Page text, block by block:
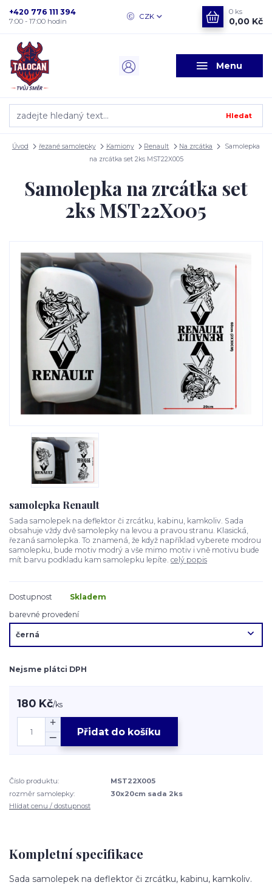
Menu
CZK
Hledat
+420 776 111 394
7:00 - 17:00 hodin
0 ks
0,00 Kč
Úvod řezané samolepky Kamiony Renault Na zrcátka
Samolepka
na zrcátka set 2ks MST22X005
Samolepka na zrcátka set
2ks MST22X005
samolepka Renault
Sada samolepek na deflektor či zrcátku, kabinu, kamkoliv. Sada
obsahuje vždy dvě samolepky na levou a pravou stranu. Klasická,
řezaná samolepka. To znamená, že když například vyberete modrou
samolepku, bude motiv modrý a vše mimo motiv i vně motivu bude
mít barvu podkladu kam samolepku lepíte. celý popis
Dostupnost
Skladem
barevné provedení
Nejsme plátci DPH
180 Kč/ks
Přidat do košíku
Číslo produktu:
MST22X005
rozměr samolepky:
30x20cm sada 2ks
Hlídat cenu / dostupnost
Kompletní specifikace
Sada samolepek na deflektor či zrcátku, kabinu, kamkoliv.